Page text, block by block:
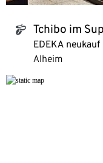
tchibo_logo Tchibo im
EDEKA neukauf
Alheim